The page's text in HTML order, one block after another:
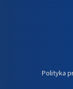
Polityka